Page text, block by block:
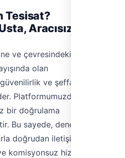
Tesisat?
Aracısız ve
ve çevresindeki
olan
ve şeffaflık
Platformumuzdaki
bir doğrulama
Bu sayede, deneyimli
doğrudan iletişime
komisyonsuz hizmet